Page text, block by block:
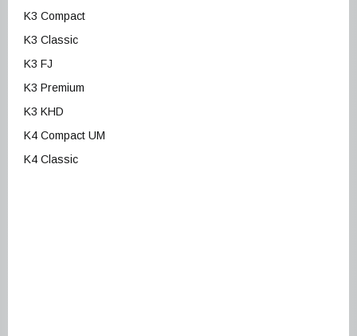
K3 Compact
K3 Classic
K3 FJ
K3 Premium
K3 KHD
K4 Compact UM
K4 Classic